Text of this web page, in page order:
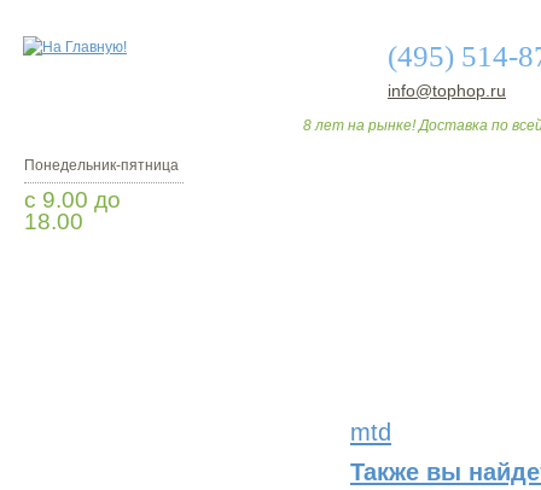
(495) 514-
info@tophop.ru
8 лет на рынке! Доставка по
Понедельник-пятница
с 9.00 до
18.00
mtd
Также вы